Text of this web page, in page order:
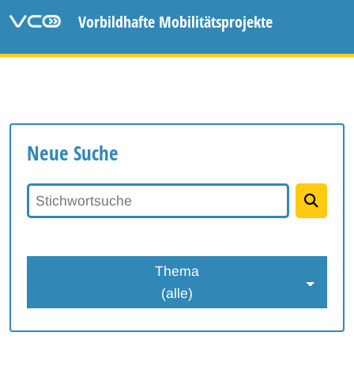
Vorbildhafte Mobilitätsprojekte
Neue Suche
Stichwortsuche
Thema
(alle)